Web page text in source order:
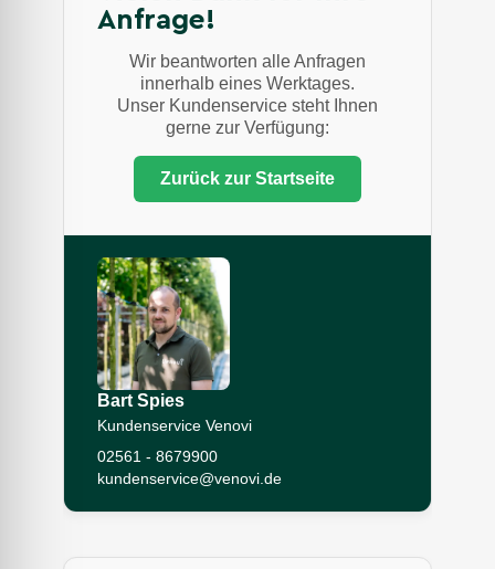
Anfrage!
Wir beantworten alle Anfragen
innerhalb eines Werktages.
Unser Kundenservice steht Ihnen
gerne zur Verfügung:
Zurück zur Startseite
Bart Spies
Kundenservice Venovi
02561 - 8679900
kundenservice@venovi.de